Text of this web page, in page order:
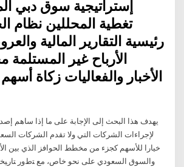
إستراتيجية سوق دبي
تغطية المحللين نظام
رئيسية التقارير المالية
الأرباح غير المستلمة
الأخبار والفعاليات زكاة
يهدف هذا البحث إلى الإجابة على ما إذا ساهم
لإجراءات الشركات التي ولا تقدم الشركات
خيارا للأسهم كجزء من مخطط الحوافز الذي بين
والسوق السعودي على نحو خاص، مع ﺘﻁﻭﺭ